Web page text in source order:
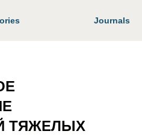
Journals
ТЯЖЕЛЫХ